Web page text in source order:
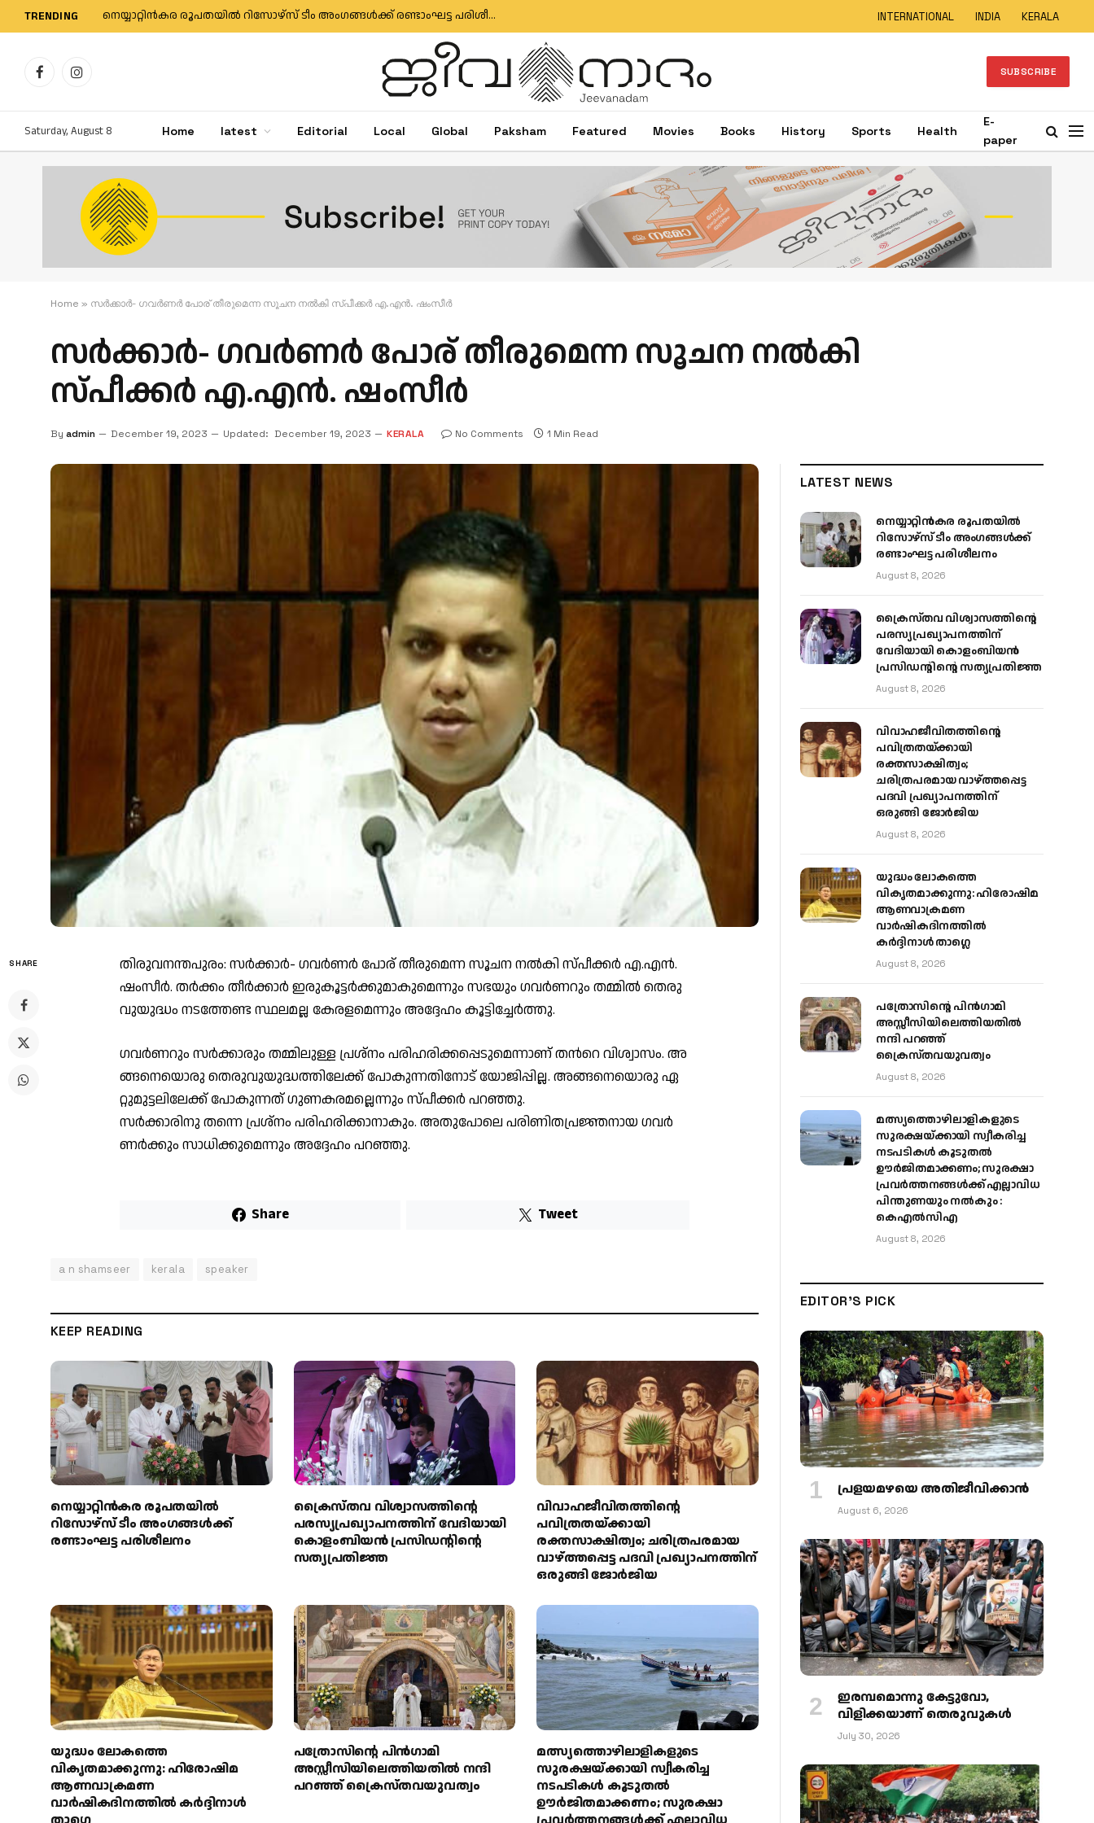
TRENDING നെയ്യാറ്റിൻകര രൂപതയിൽ റിസോഴ്സ് ടീം അംഗങ്ങൾക്ക് രണ്ടാംഘട്ട പരിശീലനം INTERNATIONAL INDIA KERALA
FacebookInstagram SUBSCRIBE
Saturday, August 8 Home latest Editorial Local Global Paksham Featured Movies Books History Sports Health
E-
paper
Home » സ​ർ​ക്കാ​ർ- ഗ​വ​ർ​ണ​ർ പോ​ര് തീരുമെന്ന സൂചന നൽകി സ്പീ​ക്ക​ർ എ.​എ​ൻ. ഷം​സീ​ർ
സ​ർ​ക്കാ​ർ- ഗ​വ​ർ​ണ​ർ പോ​ര് തീരുമെന്ന സൂചന നൽകി
സ്പീ​ക്ക​ർ എ.​എ​ൻ. ഷം​സീ​ർ
By admin December 19, 2023 Updated: December 19, 2023 KERALA No Comments 1 Min Read
SHARE
തി​രു​വ​ന​ന്ത​പു​രം: സ​ർ​ക്കാ​ർ- ഗ​വ​ർ​ണ​ർ പോ​ര് തീരുമെന്ന സൂചന നൽകി സ്പീ​ക്ക​ർ എ.​എ​ൻ.
ഷം​സീ​ർ. ത​ർ​ക്കം തീ​ർ​ക്കാ​ർ‌ ഇ​രു​കൂ​ട്ട​ർ​ക്കു​മാ​കു​മെ​ന്നും സ​ഭ​യും ഗ​വ​ർ​ണ​റും ത​മ്മി​ൽ തെ​രു​
വു​യു​ദ്ധം ന​ട​ത്തേ​ണ്ട സ്ഥ​ല​മ​ല്ല കേ​ര​ള​മെ​ന്നും അ​ദ്ദേ​ഹം കൂ​ട്ടി​ച്ചേ​ർ​ത്തു.
ഗ​വ​ർ​ണ​റും സ​ർ​ക്കാ​രും ത​മ്മി​ലു​ള്ള പ്ര​ശ്നം പ​രി​ഹ​രി​ക്ക​പ്പെ​ടു​മെ​ന്നാ​ണ് ത​ന്‍റെ വി​ശ്വാ​സം. അ​
ങ്ങ​നെ​യൊ​രു തെ​രു​വു​യു​ദ്ധ​ത്തി​ലേ​ക്ക് പോ​കു​ന്ന​തി​നോ​ട് യോ​ജി​പ്പി​ല്ല. അ​ങ്ങ​നെ​യൊ​രു ഏ​
റ്റു​മു​ട്ട​ലി​ലേ​ക്ക് പോ​കു​ന്ന​ത് ഗു​ണ​ക​ര​മ​ല്ലെ​ന്നും സ്പീ​ക്ക​ർ പ​റ​ഞ്ഞു.
സ​ർ​ക്കാ​രി​നു ത​ന്നെ പ്ര​ശ്നം പ​രി​ഹ​രി​ക്കാ​നാ​കും. അ​തു​പോ​ലെ പ​രി​ണി​ത​പ്ര​ജ്ഞ​നാ​യ ഗ​വ​ർ​
ണ​ർ​ക്കും സാ​ധി​ക്കു​മെ​ന്നും അ​ദ്ദേ​ഹം പ​റ​ഞ്ഞു.
Share Tweet
a n shamseer kerala speaker
KEEP READING
നെയ്യാറ്റിൻകര രൂപതയിൽ
റിസോഴ്സ് ടീം അംഗങ്ങൾക്ക്
രണ്ടാംഘട്ട പരിശീലനം
ക്രൈസ്തവ വിശ്വാസത്തിന്റെ
പരസ്യപ്രഖ്യാപനത്തിന് വേദിയായി
കൊളംബിയൻ പ്രസിഡന്റിന്റെ
സത്യപ്രതിജ്ഞ
വിവാഹജീവിതത്തിന്റെ
പവിത്രതയ്ക്കായി
രക്തസാക്ഷിത്വം; ചരിത്രപരമായ
വാഴ്ത്തപ്പെട്ട പദവി പ്രഖ്യാപനത്തിന്
ഒരുങ്ങി ജോര്‍ജിയ
യുദ്ധം ലോകത്തെ
വികൃതമാക്കുന്നു: ഹിരോഷിമ
ആണവാക്രമണ
വാർഷികദിനത്തിൽ കർദ്ദിനാൾ
പത്രോസിന്റെ പിൻഗാമി
അസ്സീസിയിലെത്തിയതിൽ നന്ദി
പറഞ്ഞ് ക്രൈസ്തവയുവത്വം
മത്സ്യത്തൊഴിലാളികളുടെ
സുരക്ഷയ്ക്കായി സ്വീകരിച്ച
നടപടികൾ കൂടുതൽ
ഊർജിതമാക്കണം; സുരക്ഷാ
LATEST NEWS
നെയ്യാറ്റിൻകര രൂപതയിൽ
റിസോഴ്സ് ടീം അംഗങ്ങൾക്ക്
രണ്ടാംഘട്ട പരിശീലനം
August 8, 2026
ക്രൈസ്തവ വിശ്വാസത്തിന്റെ
പരസ്യപ്രഖ്യാപനത്തിന്
വേദിയായി കൊളംബിയൻ
പ്രസിഡന്റിന്റെ സത്യപ്രതിജ്ഞ
August 8, 2026
വിവാഹജീവിതത്തിന്റെ
പവിത്രതയ്ക്കായി
രക്തസാക്ഷിത്വം;
ചരിത്രപരമായ വാഴ്ത്തപ്പെട്ട
പദവി പ്രഖ്യാപനത്തിന്
ഒരുങ്ങി ജോര്‍ജിയ
August 8, 2026
യുദ്ധം ലോകത്തെ
വികൃതമാക്കുന്നു: ഹിരോഷിമ
ആണവാക്രമണ
വാർഷികദിനത്തിൽ
കർദ്ദിനാൾ താഗ്ലെ
August 8, 2026
പത്രോസിന്റെ പിൻഗാമി
അസ്സീസിയിലെത്തിയതിൽ
നന്ദി പറഞ്ഞ്
ക്രൈസ്തവയുവത്വം
August 8, 2026
മത്സ്യത്തൊഴിലാളികളുടെ
സുരക്ഷയ്ക്കായി സ്വീകരിച്ച
നടപടികൾ കൂടുതൽ
ഊർജിതമാക്കണം; സുരക്ഷാ
പ്രവർത്തനങ്ങൾക്ക് എല്ലാവിധ
പിന്തുണയും നൽകും :
കെഎൽസിഎ
August 8, 2026
EDITOR'S PICK
പ്രളയമഴയെ അതിജീവിക്കാന്‍
August 6, 2026
ഇരമ്പമൊന്നു കേട്ടുവോ,
വിളിക്കയാണ് തെരുവുകള്‍
July 30, 2026